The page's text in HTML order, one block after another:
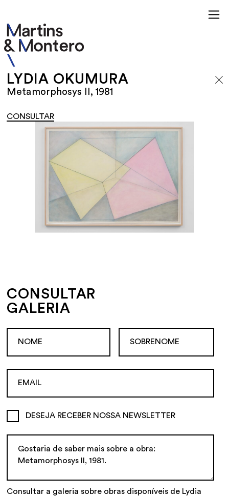
LYDIA OKUMURA
Metamorphosys II, 1981
CONSULTAR
CONSULTAR
GALERIA
DESEJA RECEBER NOSSA NEWSLETTER
Consultar a galeria sobre obras disponíveis de Lydia